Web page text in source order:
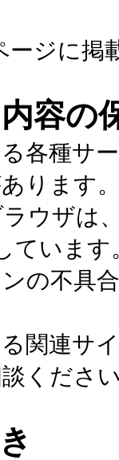
ージに掲
容の
各種サ
ります
ウザは
ています
の不具
関連サ
くださ